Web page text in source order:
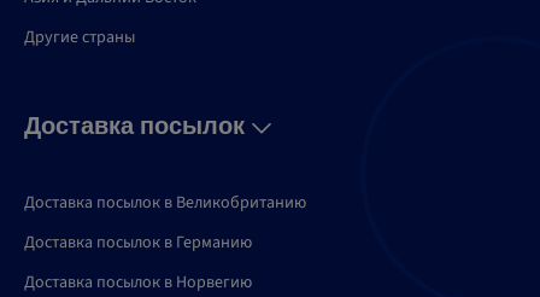
Другие страны
Доставка посылок
Доставка посылок в Великобританию
Доставка посылок в Германию
Доставка посылок в Норвегию